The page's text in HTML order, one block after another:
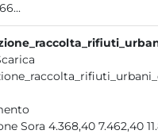
Sora 4.368,40 7.462,40